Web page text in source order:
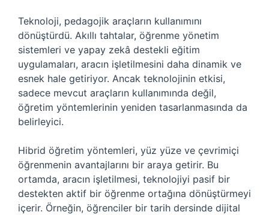
Teknoloji, pedagojik araçların kullanımını
dönüştürdü. Akıllı tahtalar, öğrenme yönetim
sistemleri ve yapay zekâ destekli eğitim
uygulamaları, aracın işletilmesini daha dinamik ve
esnek hale getiriyor. Ancak teknolojinin etkisi,
sadece mevcut araçların kullanımında değil,
öğretim yöntemlerinin yeniden tasarlanmasında da
belirleyici.
Hibrid öğretim yöntemleri, yüz yüze ve çevrimiçi
öğrenmenin avantajlarını bir araya getirir. Bu
ortamda, aracın işletilmesi, teknolojiyi pasif bir
destekten aktif bir öğrenme ortağına dönüştürmeyi
içerir. Örneğin, öğrenciler bir tarih dersinde dijital